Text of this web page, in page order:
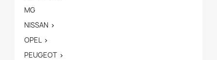
MG
NISSAN 
OPEL 
PEUGEOT 